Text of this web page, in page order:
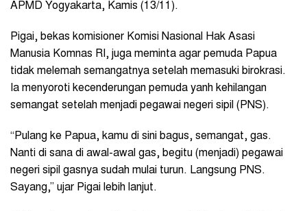
APMD Yogyakarta, Kamis (13/11).
Pigai, bekas komisioner Komisi Nasional Hak Asasi
Manusia Komnas RI, juga meminta agar pemuda Papua
tidak melemah semangatnya setelah memasuki birokrasi.
Ia menyoroti kecenderungan pemuda yanh kehilangan
semangat setelah menjadi pegawai negeri sipil (PNS).
“Pulang ke Papua, kamu di sini bagus, semangat, gas.
Nanti di sana di awal-awal gas, begitu (menjadi) pegawai
negeri sipil gasnya sudah mulai turun. Langsung PNS.
Sayang,” ujar Pigai lebih lanjut.